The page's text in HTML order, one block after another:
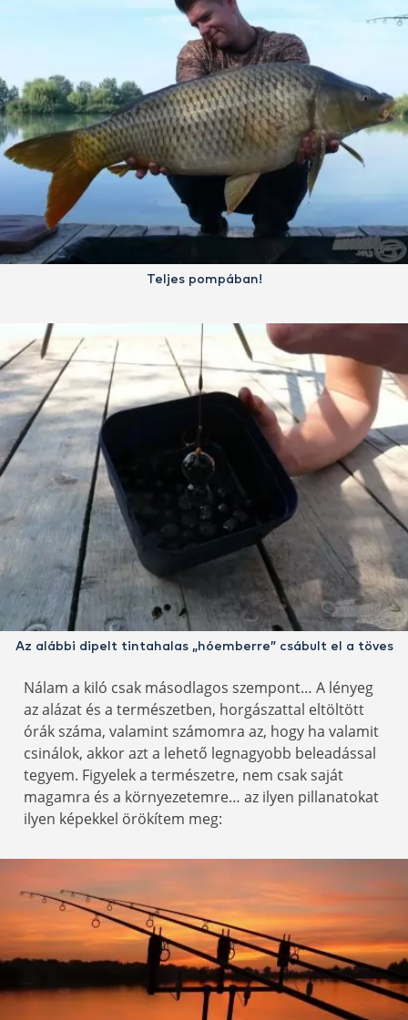
Teljes pompában!
Az alábbi dipelt tintahalas „hóemberre” csábult el a töves
Nálam a kiló csak másodlagos szempont… A lényeg
az alázat és a természetben, horgászattal eltöltött
órák száma, valamint számomra az, hogy ha valamit
csinálok, akkor azt a lehető legnagyobb beleadással
tegyem. Figyelek a természetre, nem csak saját
magamra és a környezetemre… az ilyen pillanatokat
ilyen képekkel örökítem meg: